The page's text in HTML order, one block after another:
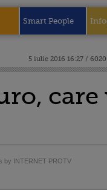
Smart People
5 iulie 2016 16:27 /
care
by INTERNET PROTV